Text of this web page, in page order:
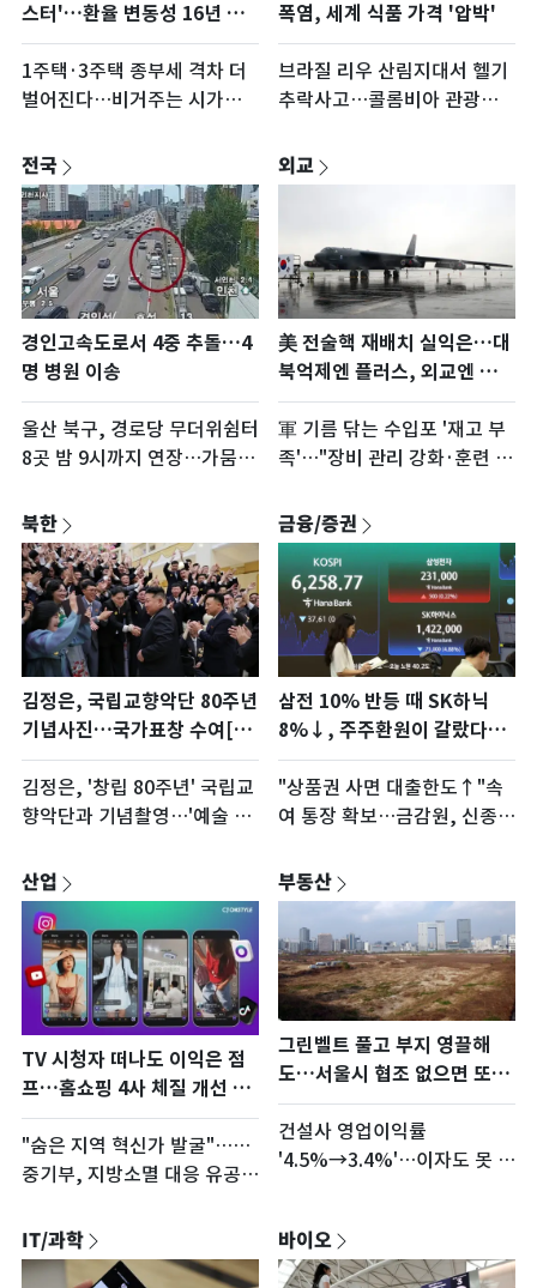
스터'…환율 변동성 16년 만
에 최대
1주택·3주택 종부세 격차 더
벌어진다…비거주는 시가
폭염, 세계 식품 가격 '압박'
브라질 리우 산림지대서 헬기
추락사고…콜롬비아 관광객
전국
경인고속도로서 4중 추돌…4
명 병원 이송
울산 북구, 경로당 무더위쉼터
8곳 밤 9시까지 연장…가뭄
외교
美 전술핵 재배치 실익은…대
북억제엔 플러스, 외교엔 마이
너스
軍 기름 닦는 수입포 '재고 부
족'…"장비 관리 강화·훈련 증
북한
김정은, 국립교향악단 80주년
기념사진…국가표창 수여[데
일리 북한]
김정은, '창립 80주년' 국립교
향악단과 기념촬영…'예술 선
금융/증권
삼전 10% 반등 때 SK하닉
8%↓, 주주환원이 갈랐다…
하이닉스도 3분기 승부수
"상품권 사면 대출한도↑"속
여 통장 확보…금감원, 신종
산업
TV 시청자 떠나도 이익은 점
프…홈쇼핑 4사 체질 개선 통
했다
"숨은 지역 혁신가 발굴"……
중기부, 지방소멸 대응 유공자
부동산
그린벨트 풀고 부지 영끌해
도…서울시 협조 없으면 또
'공회전'
건설사 영업이익률
'4.5%→3.4%'…이자도 못 갚
IT/과학 바이오